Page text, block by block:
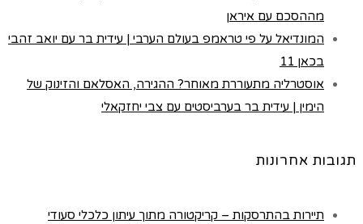
מההסכם עם איראן
המונדיאל על פי טראמפ בעולם הערבי | עידית בר עם יואב זהבי
בכאן 11
אוסטרליה מתעוררת מאוחר? ההגירה, האסלאם והזינוק של
הימין | עידית בר בערביסטים עם צבי יחזקאלי
תגובות אחרונות
תיירות בהתרסקות – קריקטורה מתוך עיתון כלכלי סעודי